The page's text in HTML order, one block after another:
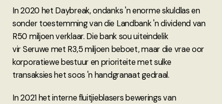
In 2020 het Daybreak, ondanks 'n enorme skuldlas en
sonder toestemming van die Landbank 'n dividend van
R50 miljoen verklaar. Die bank sou uiteindelik
vir Seruwe met R3,5 miljoen beboet, maar die vrae oor
korporatiewe bestuur en prioriteite met sulke
transaksies het soos 'n handgranaat gedraal.
In 2021 het interne fluitjieblasers bewerings van